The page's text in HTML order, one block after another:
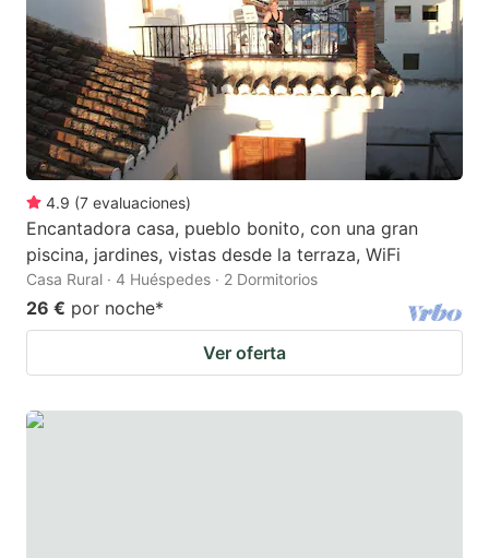
4.9 (7 evaluaciones)
Encantadora casa, pueblo bonito, con una gran
piscina, jardines, vistas desde la terraza, WiFi
Casa Rural · 4 Huéspedes · 2 Dormitorios
26 € por noche*
Ver oferta